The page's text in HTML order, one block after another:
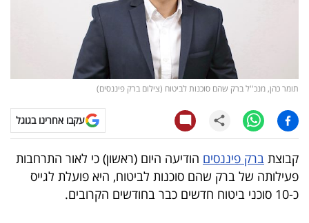
עסקי
ספורט
קריירה
תומר כהן, מנכ''ל ברק שהם סוכנות לביטוח (צילום ברק פיננסים)
עקבו אחרינו בגוגל
קבוצת ברק פיננסים הודיעה היום (ראשון) כי לאור התרחבות
פעילותה של ברק שהם סוכנות לביטוח, היא פועלת לגייס
כ-10 סוכני ביטוח חדשים כבר בחודשים הקרובים.